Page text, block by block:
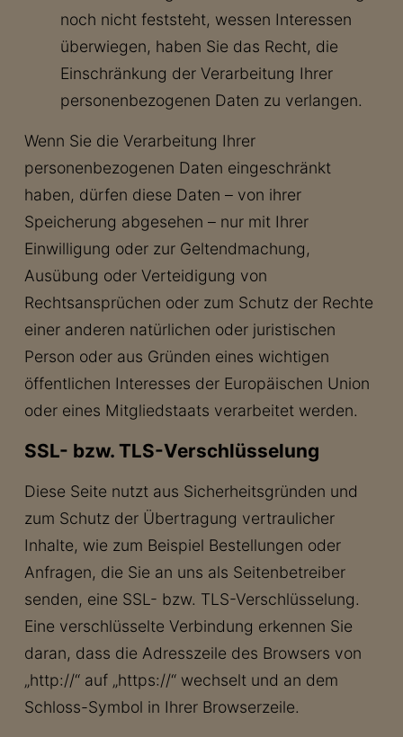
noch nicht feststeht, wessen Interessen
überwiegen, haben Sie das Recht, die
Einschränkung der Verarbeitung Ihrer
personenbezogenen Daten zu verlangen.
Wenn Sie die Verarbeitung Ihrer
personenbezogenen Daten eingeschränkt
haben, dürfen diese Daten – von ihrer
Speicherung abgesehen – nur mit Ihrer
Einwilligung oder zur Geltendmachung,
Ausübung oder Verteidigung von
Rechtsansprüchen oder zum Schutz der Rechte
einer anderen natürlichen oder juristischen
Person oder aus Gründen eines wichtigen
öffentlichen Interesses der Europäischen Union
oder eines Mitgliedstaats verarbeitet werden.
SSL- bzw. TLS-Verschlüsselung
Diese Seite nutzt aus Sicherheitsgründen und
zum Schutz der Übertragung vertraulicher
Inhalte, wie zum Beispiel Bestellungen oder
Anfragen, die Sie an uns als Seitenbetreiber
senden, eine SSL- bzw. TLS-Verschlüsselung.
Eine verschlüsselte Verbindung erkennen Sie
daran, dass die Adresszeile des Browsers von
„http://“ auf „https://“ wechselt und an dem
Schloss-Symbol in Ihrer Browserzeile.